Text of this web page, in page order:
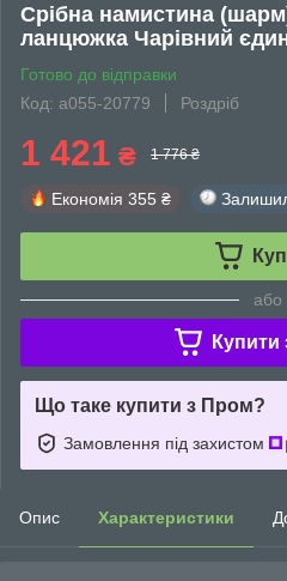
Срібна намистина
ланцюжка Чарівний
Готово до відправки
Код: а055-20779
Роздріб
1 421 ₴ 1 776 ₴
Економія 355 ₴
або
Купити
Що таке купити з Пром?
Замовлення під захистом
Опис Характеристики